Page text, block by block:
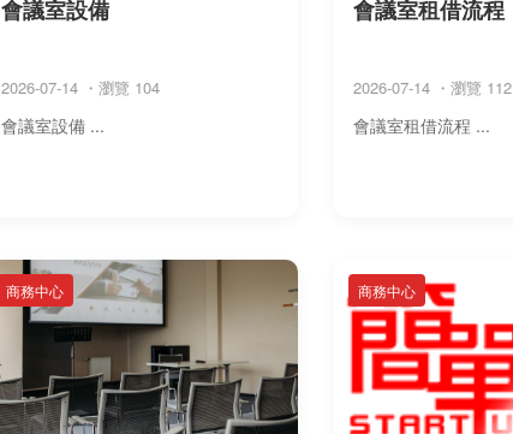
會議室設備
2026-07-14 ・瀏覽 104
會議室設備 ...
會議室租借流程
2026-07-14 ・瀏覽 112
會議室租借流程 ...
商務中心 商務中心